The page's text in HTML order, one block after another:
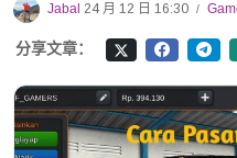
Jabal 24 月 12 日 16:30 /
分享文章：